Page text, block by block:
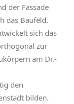
der Fassade
das Baufeld.
sich das
zur
am Dr.-
den
bilden.